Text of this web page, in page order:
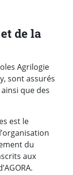
de la
Agrilogie
sont assurés
que des
est le
du
aux